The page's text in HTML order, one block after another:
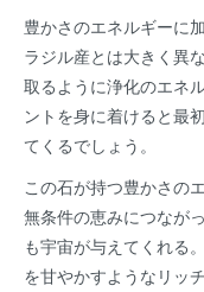
豊かさのエネルギーに
ラジル産とは大きく異
取るように浄化のエネ
ントを身に着けると最
てくるでしょう。
この石が持つ豊かさの
無条件の恵みにつなが
も宇宙が与えてくれる
を甘やかすようなリッ